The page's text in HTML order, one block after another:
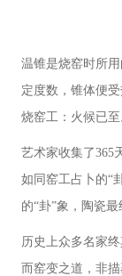
温锥是烧窑时所
定度数，锥体便
烧窑工：火候已至
艺术家收集了365
如同窑工占卜的“
的“卦”象，陶瓷最
历史上众多名家
而窑变之道，非